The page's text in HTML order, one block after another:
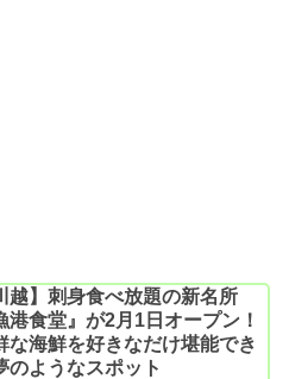
越】刺身食べ放題の新名所
港食堂』が2月1日オープン！
な海鮮を好きなだけ堪能でき
のようなスポット